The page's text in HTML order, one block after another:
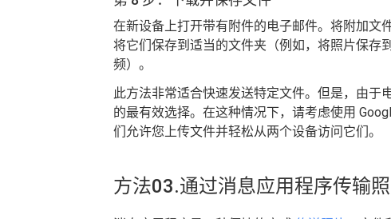
在新设备上打开带有附件的电子邮件。将附加文
将它们保存到适当的文件夹（例如，将照片保存
频）。
此方法非常适合快速发送特定文件。但是，由
的最有效选择。在这种情况下，请考虑使用
们允许您上传文件并轻松从两个设备访问它们。
方法03.通过消息应用程序传输